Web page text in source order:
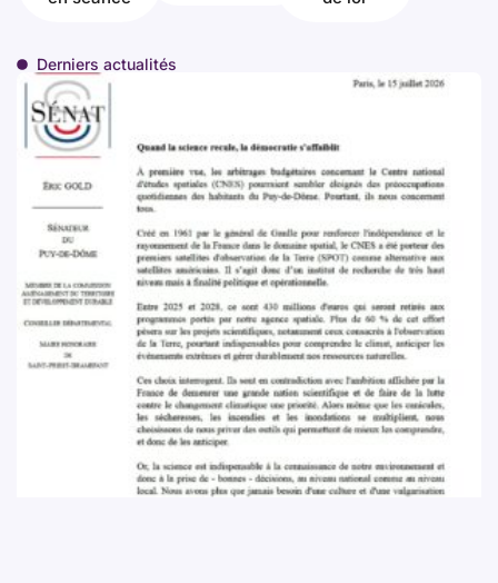
Derniers actualités